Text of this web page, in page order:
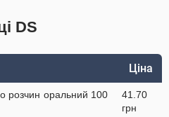
DS
Ціна
розчин оральний 100
41.70
грн